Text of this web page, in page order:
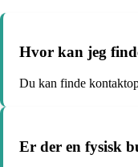
Hvor kan jeg
Du kan finde
Er der en fysisk